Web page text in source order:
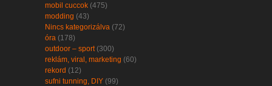
mobil cuccok (475)
modding (43)
Nincs kategorizálva (72)
óra (178)
outdoor – sport (300)
reklám, viral, marketing (60)
rekord (12)
sufni tunning, DIY (99)